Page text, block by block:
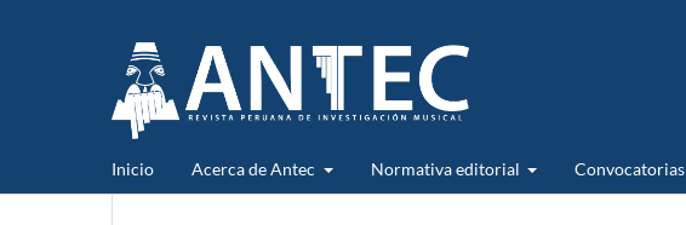
Inicio Acerca de Antec Normativa editorial Convocatorias